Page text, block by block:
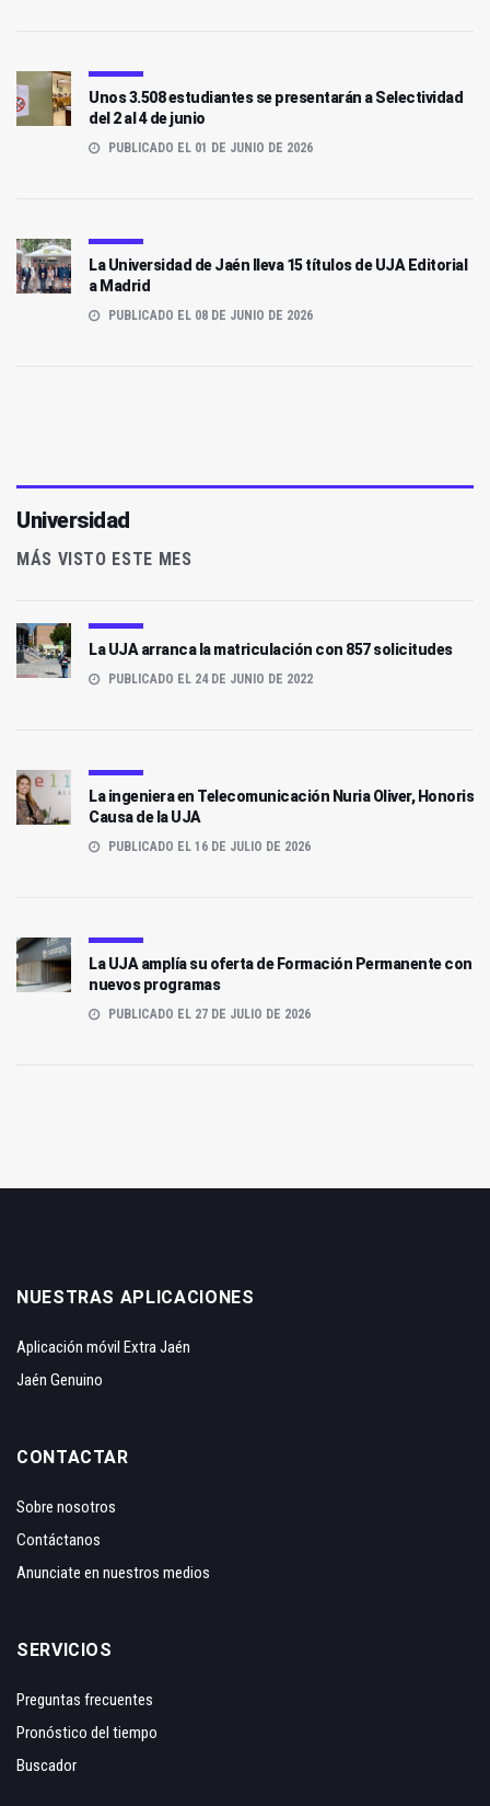
Unos 3.508 estudiantes se presentarán a Selectividad
del 2 al 4 de junio
PUBLICADO EL 01 DE JUNIO DE 2026
La Universidad de Jaén lleva 15 títulos de UJA Editorial
a Madrid
PUBLICADO EL 08 DE JUNIO DE 2026
Universidad
MÁS VISTO ESTE MES
La UJA arranca la matriculación con 857 solicitudes
PUBLICADO EL 24 DE JUNIO DE 2022
La ingeniera en Telecomunicación Nuria Oliver, Honoris
Causa de la UJA
PUBLICADO EL 16 DE JULIO DE 2026
La UJA amplía su oferta de Formación Permanente con
nuevos programas
PUBLICADO EL 27 DE JULIO DE 2026
NUESTRAS APLICACIONES
Aplicación móvil Extra Jaén
Jaén Genuino
CONTACTAR
Sobre nosotros
Contáctanos
Anunciate en nuestros medios
SERVICIOS
Preguntas frecuentes
Pronóstico del tiempo
Buscador